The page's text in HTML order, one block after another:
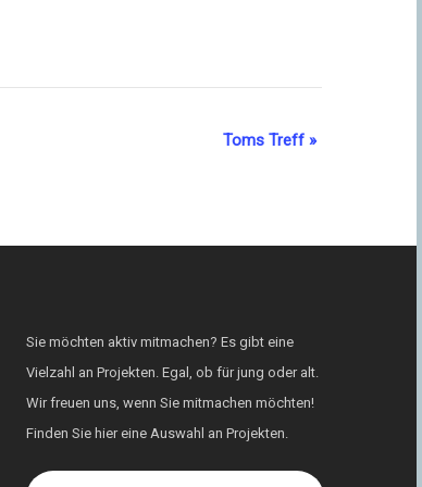
Toms Treff »
Sie möchten aktiv mitmachen? Es gibt eine
Vielzahl an Projekten. Egal, ob für jung oder alt.
Wir freuen uns, wenn Sie mitmachen möchten!
Finden Sie hier eine Auswahl an Projekten.